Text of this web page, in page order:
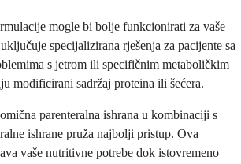
mogle bi bolje funkcionirati za vaše
specijalizirana rješenja za pacijente sa
s jetrom ili specifičnim metaboličkim
modificirani sadržaj proteina ili šećera.
parenteralna ishrana u kombinaciji s
ishrane pruža najbolji pristup. Ova
vaše nutritivne potrebe dok istovremeno